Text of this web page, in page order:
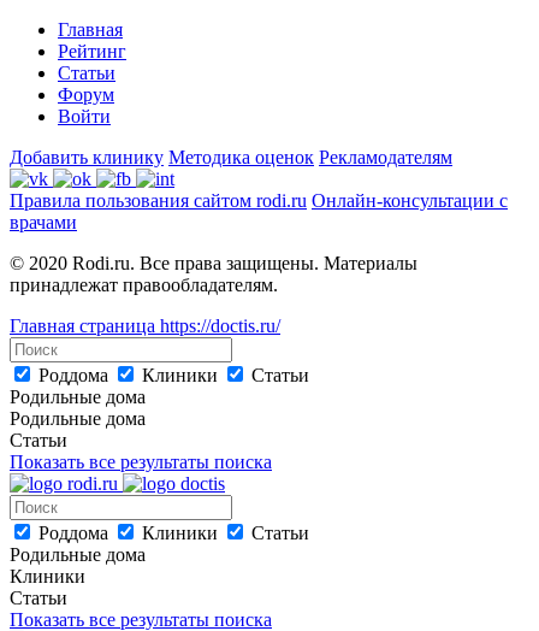
Главная
Рейтинг
Статьи
Форум
Войти
Добавить клинику Методика оценок Рекламодателям
Правила пользования сайтом rodi.ru Онлайн-консультации с
врачами
© 2020 Rodi.ru. Все права защищены. Материалы
принадлежат правообладателям.
Главная страница https://doctis.ru/
Роддома Клиники
Статьи
Родильные дома
Родильные дома
Статьи
Показать все результаты поиска
Роддома Клиники
Статьи
Родильные дома
Клиники
Статьи
Показать все результаты поиска